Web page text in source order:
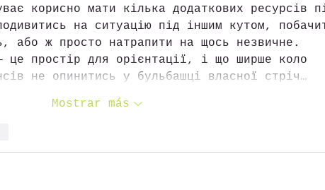
корисно мати кілька додаткових ресурсів
на ситуацію під іншим кутом,
або ж просто натрапити на щось незвичне.
це простір для орієнтації, і що ширше коло
не опинитись у бульбашці власної стріч…
Mostrar más